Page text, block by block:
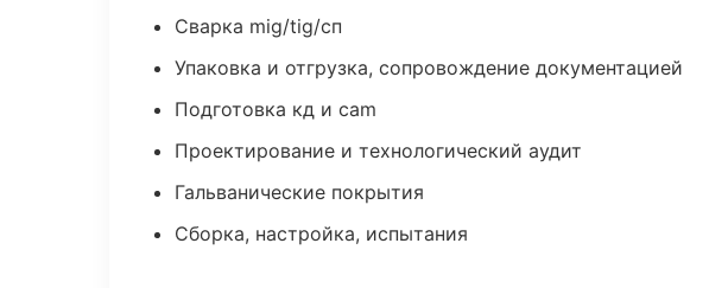
Сварка mig/tig/сп
Упаковка и отгрузка, сопровождение документацией
Подготовка кд и cam
Проектирование и технологический аудит
Гальванические покрытия
Сборка, настройка, испытания